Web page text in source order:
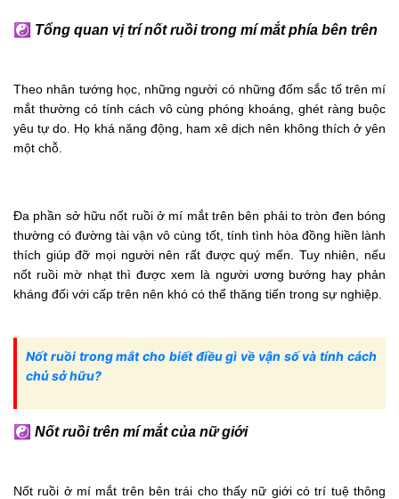
☯ Tổng quan vị trí nốt ruồi trong mí mắt phía bên trên
Theo nhân tướng học, những người có những đốm sắc tố trên mí
mắt thường có tính cách vô cùng phóng khoáng, ghét ràng buộc
yêu tự do. Họ khá năng động, ham xê dịch nên không thích ở yên
một chỗ.
Đa phần sở hữu nốt ruồi ở mí mắt trên bên phải to tròn đen bóng
thường có đường tài vận vô cùng tốt, tính tình hòa đồng hiền lành
thích giúp đỡ mọi người nên rất được quý mến. Tuy nhiên, nếu
nốt ruồi mờ nhạt thì được xem là người ương bướng hay phản
kháng đối với cấp trên nên khó có thể thăng tiến trong sự nghiệp.
Nốt ruồi trong mắt cho biết điều gì về vận số và tính cách
chủ sở hữu?
☯ Nốt ruồi trên mí mắt của nữ giới
Nốt ruồi ở mí mắt trên bên trái cho thấy nữ giới có trí tuệ thông